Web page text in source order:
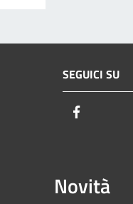
SEGUICI SU
Novità